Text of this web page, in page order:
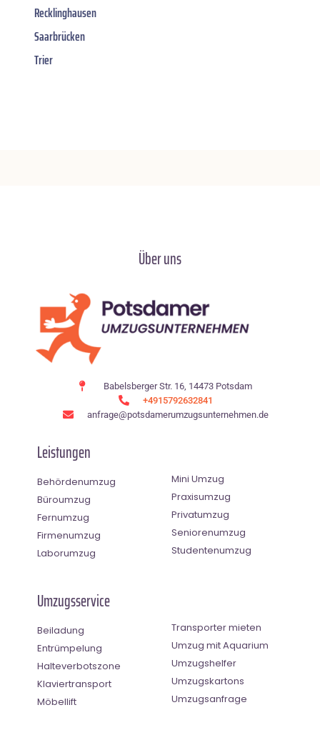
Recklinghausen
Saarbrücken
Trier
Über uns
Babelsberger Str. 16, 14473 Potsdam
+4915792632841
anfrage@potsdamerumzugsunternehmen.de
Leistungen
Behördenumzug
Büroumzug
Fernumzug
Firmenumzug
Laborumzug
Mini Umzug
Praxisumzug
Privatumzug
Seniorenumzug
Studentenumzug
Umzugsservice
Beiladung
Entrümpelung
Halteverbotszone
Klaviertransport
Möbellift
Transporter mieten
Umzug mit Aquarium
Umzugshelfer
Umzugskartons
Umzugsanfrage